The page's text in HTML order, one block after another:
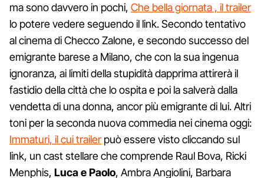
ma sono davvero in pochi, Che bella giornata , il trailer
lo potere vedere seguendo il link. Secondo tentativo
al cinema di Checco Zalone, e secondo successo del
emigrante barese a Milano, che con la sua ingenua
ignoranza, ai limiti della stupidità dapprima attirerà il
fastidio della città che lo ospita e poi la salverà dalla
vendetta di una donna, ancor più emigrante di lui. Altri
toni per la seconda nuova commedia nei cinema oggi:
Immaturi, il cui trailer può essere visto cliccando sul
link, un cast stellare che comprende Raul Bova, Ricki
Menphis, Luca e Paolo, Ambra Angiolini, Barbara